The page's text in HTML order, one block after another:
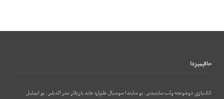
حاقيميزدا
اتک‌يازي دوشونجه وئب‌ سايتيدير. بو سايتدا سوسيال علم‌لره عايد يازيلار نشر ائديلير. بو ایمئيل